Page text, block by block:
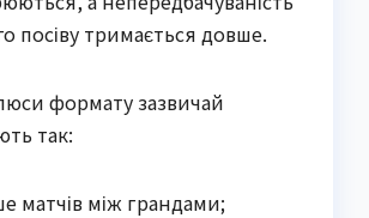
посіву тримається довше.
формату зазвичай
так:
матчів між грандами;